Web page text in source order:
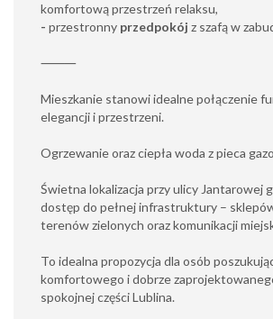
komfortową przestrzeń relaksu,
- przestronny przedpokój z szafą w
⸻
Mieszkanie stanowi idealne połączenie
elegancji i przestrzeni.
Ogrzewanie oraz ciepła woda z pieca
Świetna lokalizacja przy ulicy Jantarowej
dostęp do pełnej infrastruktury –
terenów zielonych oraz komunikacji
To idealna propozycja dla osób
komfortowego i dobrze
spokojnej części Lublina.